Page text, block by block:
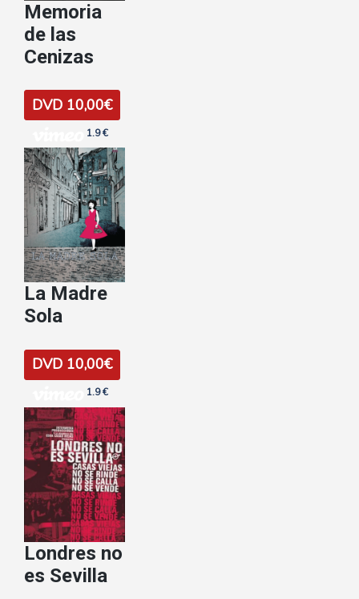
Memoria
de las
Cenizas
DVD 10,00€
1.9 €
La Madre
Sola
DVD 10,00€
1.9 €
Londres no
es Sevilla